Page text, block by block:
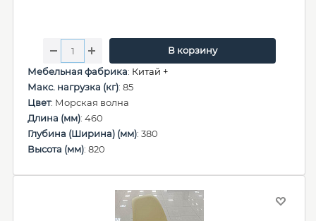
В корзину
Мебельная фабрика: Китай +
Макс. нагрузка (кг): 85
Цвет: Морская волна
Длина (мм): 460
Глубина (Ширина) (мм): 380
Высота (мм): 820